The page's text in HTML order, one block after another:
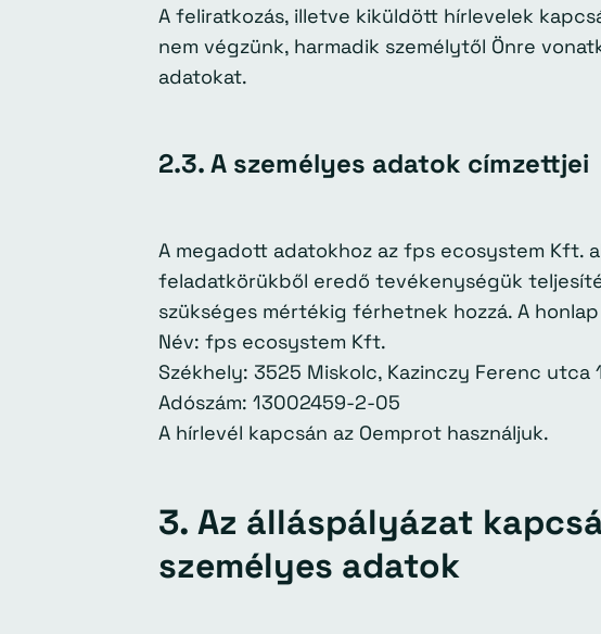
A feliratkozás, illetve kiküldött hírlevelek
nem végzünk, harmadik személytől Önre
adatokat.
2.3. A személyes adatok címzettjei
A megadott adatokhoz az fps ecosystem Kft.
feladatkörükből eredő tevékenységük
szükséges mértékig férhetnek hozzá. A
Név: fps ecosystem Kft.
Székhely: 3525 Miskolc, Kazinczy Ferenc utca
Adószám: 13002459-2-05
A hírlevél kapcsán az Oemprot használjuk.
3. Az álláspályázat
személyes adatok